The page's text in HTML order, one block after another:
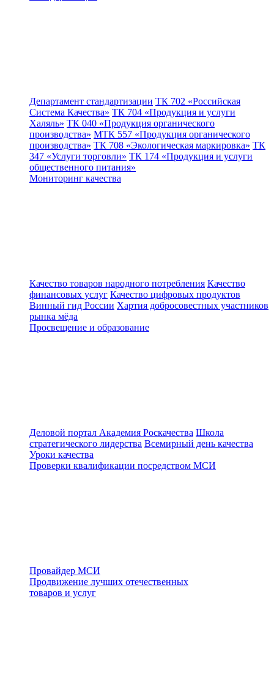
Департамент стандартизации ТК 702 «Российская
Система Качества» ТК 704 «Продукция и услуги
Халяль» ТК 040 «Продукция органического
производства» МТК 557 «Продукция органического
производства» ТК 708 «Экологическая маркировка» ТК
347 «Услуги торговли» ТК 174 «Продукция и услуги
общественного питания»
Мониторинг качества
Качество товаров народного потребления Качество
финансовых услуг Качество цифровых продуктов
Винный гид России Хартия добросовестных участников
рынка мёда
Просвещение и образование
Деловой портал Академия Роскачества Школа
стратегического лидерства Всемирный день качества
Уроки качества
Проверки квалификации посредством МСИ
Провайдер МСИ
Продвижение лучших отечественных
товаров и услуг